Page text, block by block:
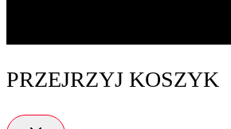
PRZEJRZYJ KOSZYK